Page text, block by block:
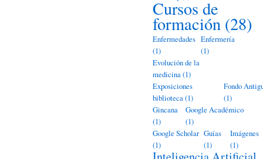
Cursos de
formación (28)
Enfermedades
(1)
Enfermería
(1)
Evolución de la
medicina(1)
Exposiciones
biblioteca(1)
Fondo
(1)
Gincana
(1)
Google Académico
(1)
Google Scholar
(1)
Guías
(1)
Imágenes
(1)